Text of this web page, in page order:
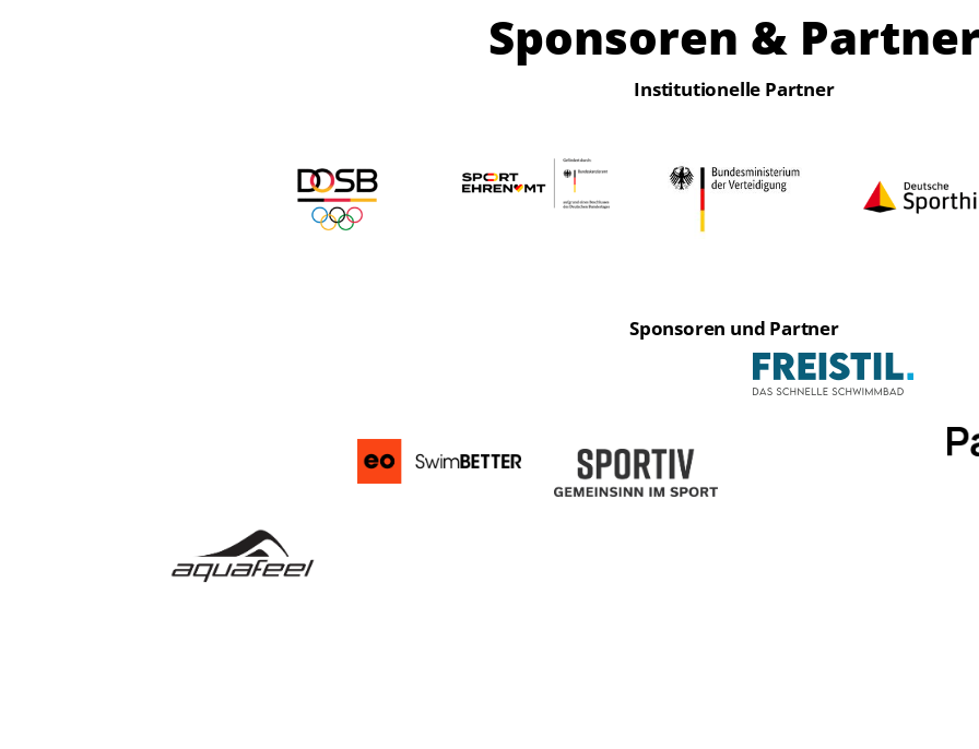
Sponsoren &
Institutionelle Partner
Sponsoren und Partner